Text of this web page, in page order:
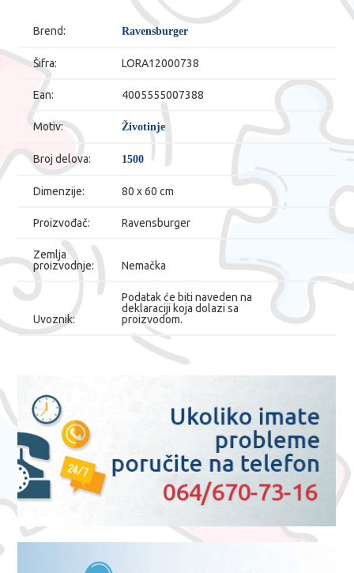
Brend: Ravensburger
Šifra: LORA12000738
Ean: 4005555007388
Motiv: Životinje
Broj delova: 1500
Dimenzije: 80 x 60 cm
Proizvođač: Ravensburger
Zemlja
proizvodnje:
Nemačka
Uvoznik:
Podatak će biti naveden na
deklaraciji koja dolazi sa
proizvodom.